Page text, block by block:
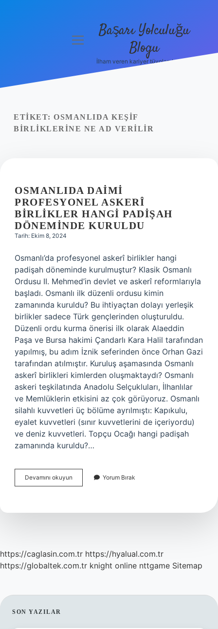
Yasal Uyarı
menüyüBaşarı Yolculuğu
Blogu
İlham veren kariyer tüyoları burada!
ETIKET: OSMANLIDA KEŞIF
BIRLIKLERINE NE AD VERILIR
OSMANLIDA DAIMI
PROFESYONEL ASKERÎ
BIRLIKLER HANGI PADIŞAH
DÖNEMINDE KURULDU
Tarih: Ekim 8, 2024
Osmanlı’da profesyonel askerî birlikler hangi
padişah döneminde kurulmuştur? Klasik Osmanlı
Ordusu II. Mehmed’in devlet ve askerî reformlarıyla
başladı. Osmanlı ilk düzenli ordusu kimin
zamanında kuruldu? Bu ihtiyaçtan dolayı yerleşik
birlikler sadece Türk gençlerinden oluşturuldu.
Düzenli ordu kurma önerisi ilk olarak Alaeddin
Paşa ve Bursa hakimi Çandarlı Kara Halil tarafından
yapılmış, bu adım İznik seferinden önce Orhan Gazi
tarafından atılmıştır. Kuruluş aşamasında Osmanlı
askerî birlikleri kimlerden oluşmaktaydı? Osmanlı
askeri teşkilatında Anadolu Selçukluları, İlhanlılar
ve Memlüklerin etkisini az çok görüyoruz. Osmanlı
silahlı kuvvetleri üç bölüme ayrılmıştı: Kapıkulu,
eyalet kuvvetleri (sınır kuvvetlerini de içeriyordu)
ve deniz kuvvetleri. Topçu Ocağı hangi padişah
zamanında kuruldu?…
Devamını okuyun Osmanlıda
Daimi
Birlikler
Yorum Bırak
https://caglasin.com.tr https://hyalual.com.tr
https://globaltek.com.tr knight online nttgame Sitemap
SIDEBAR
SON YAZILAR